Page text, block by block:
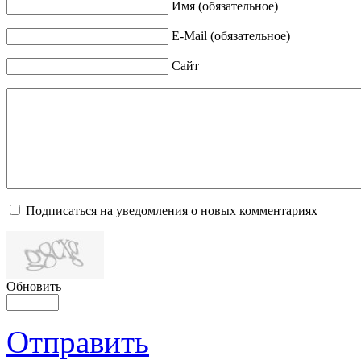
Имя (обязательное)
E-Mail (обязательное)
Сайт
Подписаться на уведомления о новых комментариях
Обновить
Отправить